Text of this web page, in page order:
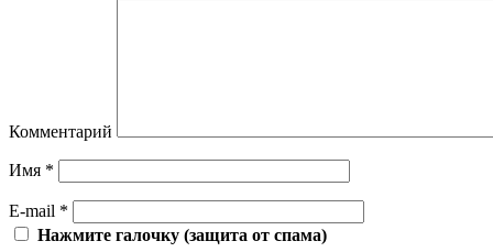
Комментарий
Имя *
E-mail *
Нажмите галочку (защита от спама)